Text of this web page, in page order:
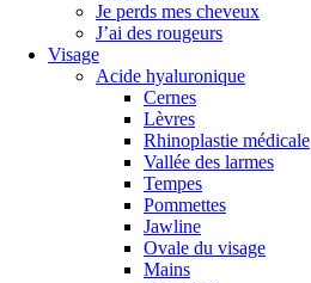
Je perds mes cheveux
J’ai des rougeurs
Visage
Acide hyaluronique
Cernes
Lèvres
Rhinoplastie médicale
Vallée des larmes
Tempes
Pommettes
Jawline
Ovale du visage
Mains